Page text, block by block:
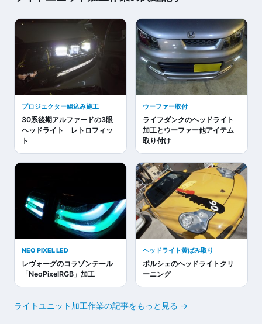
プロジェクター組込み施工
30系後期アルファードの3眼
ヘッドライト レトロフィッ
ト
ウーファー取付
ライフダンクのヘッドライト
加工とウーファー他アイテム
取り付け
NEO PIXEL LED
レヴォーグのコラゾンテール
「NeoPixelRGB」加工
ヘッドライト黄ばみ取り
ポルシェのヘッドライトクリ
ーニング
ライトユニット加工作業の記事をもっと見る →